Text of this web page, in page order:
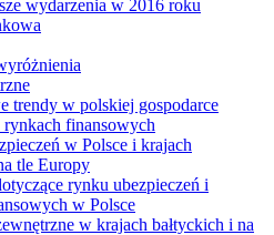
wydarzenia w 2016 roku
trendy w polskiej gospodarce
rynkach finansowych
w Polsce i krajach
tle Europy
rynku ubezpieczeń i
w Polsce
w krajach bałtyckich i na